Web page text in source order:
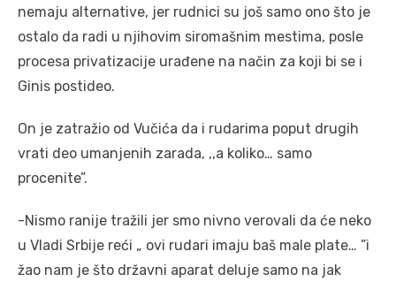
nemaju alternative, jer rudnici su još samo ono što je
ostalo da radi u njihovim siromašnim mestima, posle
procesa privatizacije urađene na način za koji bi se i
Ginis postideo.
On je zatražio od Vučića da i rudarima poput drugih
vrati deo umanjenih zarada, ,,a koliko… samo
procenite”.
-Nismo ranije tražili jer smo nivno verovali da će neko
u Vladi Srbije reći „ ovi rudari imaju baš male plate… ”i
žao nam je što državni aparat deluje samo na jak